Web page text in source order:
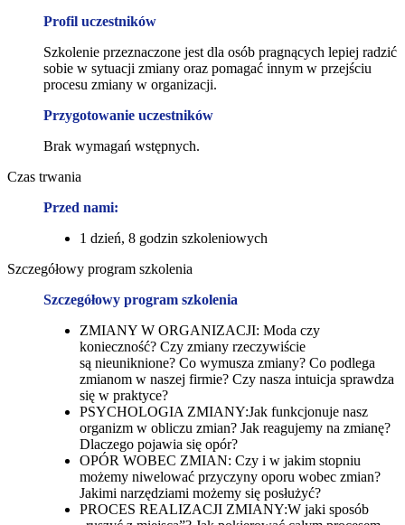
Profil uczestników
Szkolenie przeznaczone jest dla osób pragnących lepiej radzić
sobie w sytuacji zmiany oraz pomagać innym w przejściu
procesu zmiany w organizacji.
Przygotowanie uczestników
Brak wymagań wstępnych.
Czas trwania
Przed nami:
1 dzień, 8 godzin szkoleniowych
Szczegółowy program szkolenia
Szczegółowy program szkolenia
ZMIANY W ORGANIZACJI: Moda czy
konieczność? Czy zmiany rzeczywiście
są nieuniknione? Co wymusza zmiany? Co podlega
zmianom w naszej firmie? Czy nasza intuicja sprawdza
się w praktyce?
PSYCHOLOGIA ZMIANY:Jak funkcjonuje nasz
organizm w obliczu zmian? Jak reagujemy na zmianę?
Dlaczego pojawia się opór?
OPÓR WOBEC ZMIAN: Czy i w jakim stopniu
możemy niwelować przyczyny oporu wobec zmian?
Jakimi narzędziami możemy się posłużyć?
PROCES REALIZACJI ZMIANY:W jaki sposób